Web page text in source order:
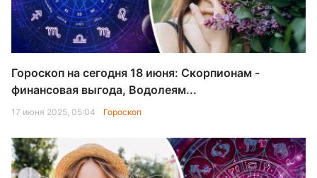
Гороскоп на сегодня 18 июня: Скорпионам -
финансовая выгода, Водолеям...
17 июня 2025, 05:04 Гороскоп